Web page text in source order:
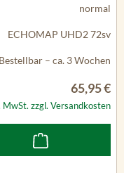
normal
ECHOMAP UHD2 72sv
Bestellbar – ca. 3 Wochen
65,95 €
MwSt. zzgl. Versandkosten